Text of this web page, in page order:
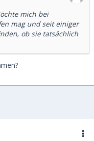
mich bei
mag und seit einiger
ob sie tatsächlich